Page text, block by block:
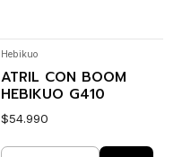
Hebikuo
ATRIL CON BOOM
HEBIKUO G410
$54.990